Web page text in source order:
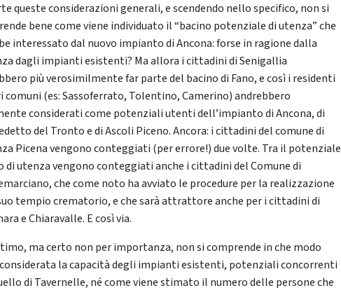
queste considerazioni generali, e scendendo nello specifico, non si
bene come viene individuato il “bacino potenziale di utenza” che
interessato dal nuovo impianto di Ancona: forse in ragione dalla
dagli impianti esistenti? Ma allora i cittadini di Senigallia
più verosimilmente far parte del bacino di Fano, e così i residenti
comuni (es: Sassoferrato, Tolentino, Camerino) andrebbero
considerati come potenziali utenti dell’impianto di Ancona, di
del Tronto e di Ascoli Piceno. Ancora: i cittadini del comune di
Picena vengono conteggiati (per errore!) due volte. Tra il potenziale
di utenza vengono conteggiati anche i cittadini del Comune di
che come noto ha avviato le procedure per la realizzazione
tempio crematorio, e che sarà attrattore anche per i cittadini di
e Chiaravalle. E così via.
ma certo non per importanza, non si comprende in che modo
la capacità degli impianti esistenti, potenziali concorrenti
di Tavernelle, né come viene stimato il numero delle persone che